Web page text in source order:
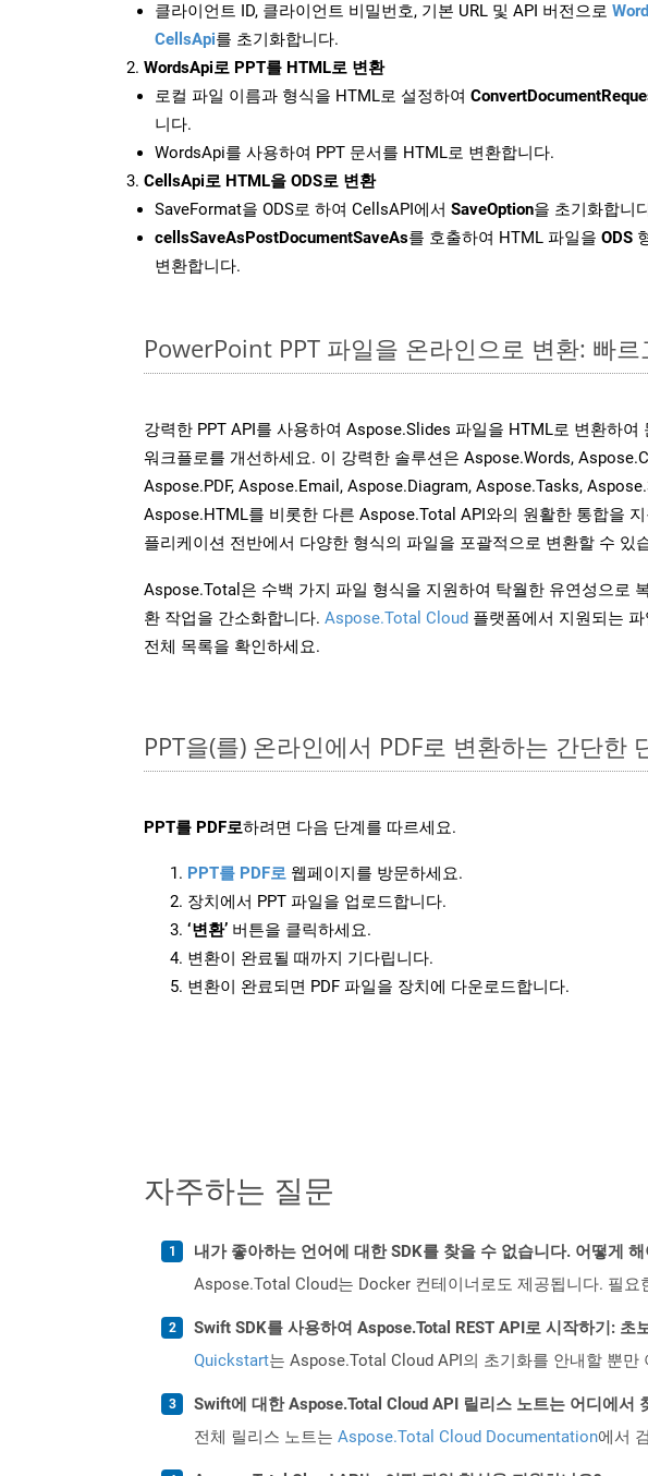
클라이언트 ID, 클라이언트 비밀번호, 기본 URL 및 API 버전으로
CellsApi를 초기화합니다.
WordsApi로 PPT를 HTML로 변환
로컬 파일 이름과 형식을 HTML로 설정하여
니다.
WordsApi를 사용하여 PPT 문서를 HTML로 변환합니다.
CellsApi로 HTML을 ODS로 변환
SaveFormat을 ODS로 하여 CellsAPI에서 SaveOption을 초기화합니
cellsSaveAsPostDocumentSaveAs를 호출하여 HTML 파일을 ODS
변환합니다.
PowerPoint PPT 파일을 온라인으로 변환: 빠
강력한 PPT API를 사용하여 Aspose.Slides 파일을 HTML로 변환하여
워크플로를 개선하세요. 이 강력한 솔루션은 Aspose.Words,
Aspose.PDF, Aspose.Email, Aspose.Diagram, Aspose.Tasks,
Aspose.HTML를 비롯한 다른 Aspose.Total API와의 원활한 통합을
플리케이션 전반에서 다양한 형식의 파일을 포괄적으로 변환할 수 있
Aspose.Total은 수백 가지 파일 형식을 지원하여 탁월한 유연성으로
환 작업을 간소화합니다. Aspose.Total Cloud 플랫폼에서 지원되는
전체 목록을 확인하세요.
PPT을(를) 온라인에서 PDF로 변환하는 간단한
PPT를 PDF로하려면 다음 단계를 따르세요.
PPT를 PDF로 웹페이지를 방문하세요.
장치에서 PPT 파일을 업로드합니다.
‘변환’ 버튼을 클릭하세요.
변환이 완료될 때까지 기다립니다.
변환이 완료되면 PDF 파일을 장치에 다운로드합니다.
자주하는 질문
내가 좋아하는 언어에 대한 SDK를 찾을 수 없습니다. 어떻게
Aspose.Total Cloud는 Docker 컨테이너로도 제공됩니다. 필
Swift SDK를 사용하여 Aspose.Total REST API로 시작하기: 초
Quickstart는 Aspose.Total Cloud API의 초기화를 안내할 뿐
Swift에 대한 Aspose.Total Cloud API 릴리스 노트는 어디에서
전체 릴리스 노트는 Aspose.Total Cloud Documentation에서